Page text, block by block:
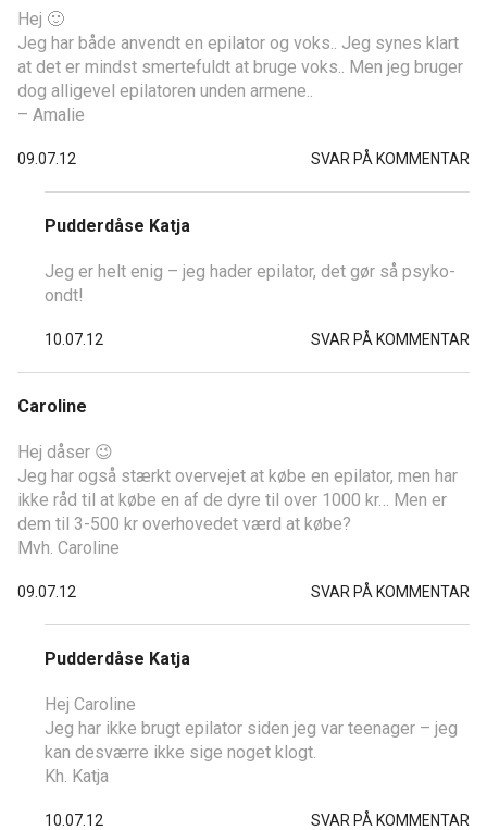
Hej 🙂
Jeg har både anvendt en epilator og voks.. Jeg synes klart
at det er mindst smertefuldt at bruge voks.. Men jeg bruger
dog alligevel epilatoren unden armene..
– Amalie
09.07.12 SVAR PÅ KOMMENTAR
Pudderdåse Katja
Jeg er helt enig – jeg hader epilator, det gør så psyko-
ondt!
10.07.12 SVAR PÅ KOMMENTAR
Caroline
Hej dåser 😉
Jeg har også stærkt overvejet at købe en epilator, men har
ikke råd til at købe en af de dyre til over 1000 kr… Men er
dem til 3-500 kr overhovedet værd at købe?
Mvh. Caroline
09.07.12 SVAR PÅ KOMMENTAR
Pudderdåse Katja
Hej Caroline
Jeg har ikke brugt epilator siden jeg var teenager – jeg
kan desværre ikke sige noget klogt.
Kh. Katja
10.07.12 SVAR PÅ KOMMENTAR